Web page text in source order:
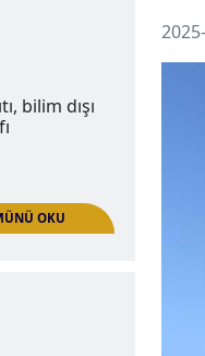
bilim dışı
Vakfı